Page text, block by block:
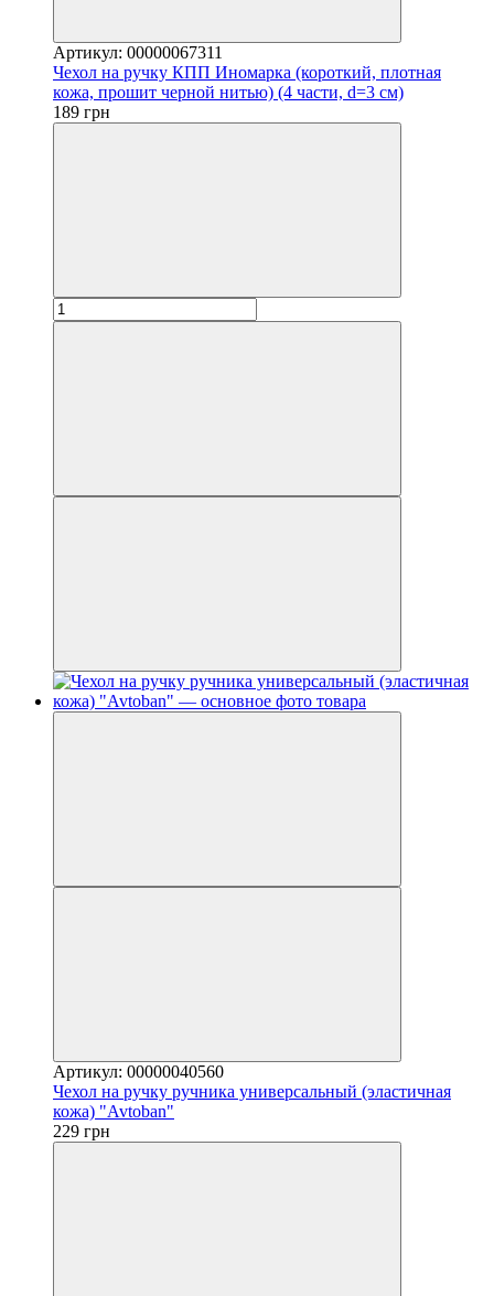
Артикул: 00000067311
Чехол на ручку КПП Иномарка (короткий, плотная
кожа, прошит черной нитью) (4 части, d=3 см)
189 грн
Артикул: 00000040560
Чехол на ручку ручника универсальный (эластичная
кожа) "Avtoban"
229 грн